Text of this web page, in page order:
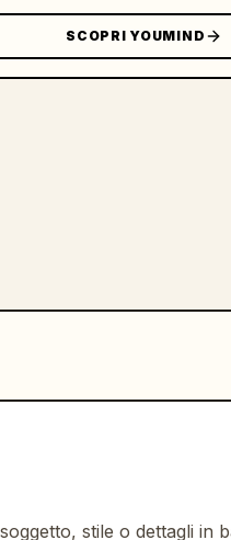
SCOPRI YOUMIND
stile o dettagli in